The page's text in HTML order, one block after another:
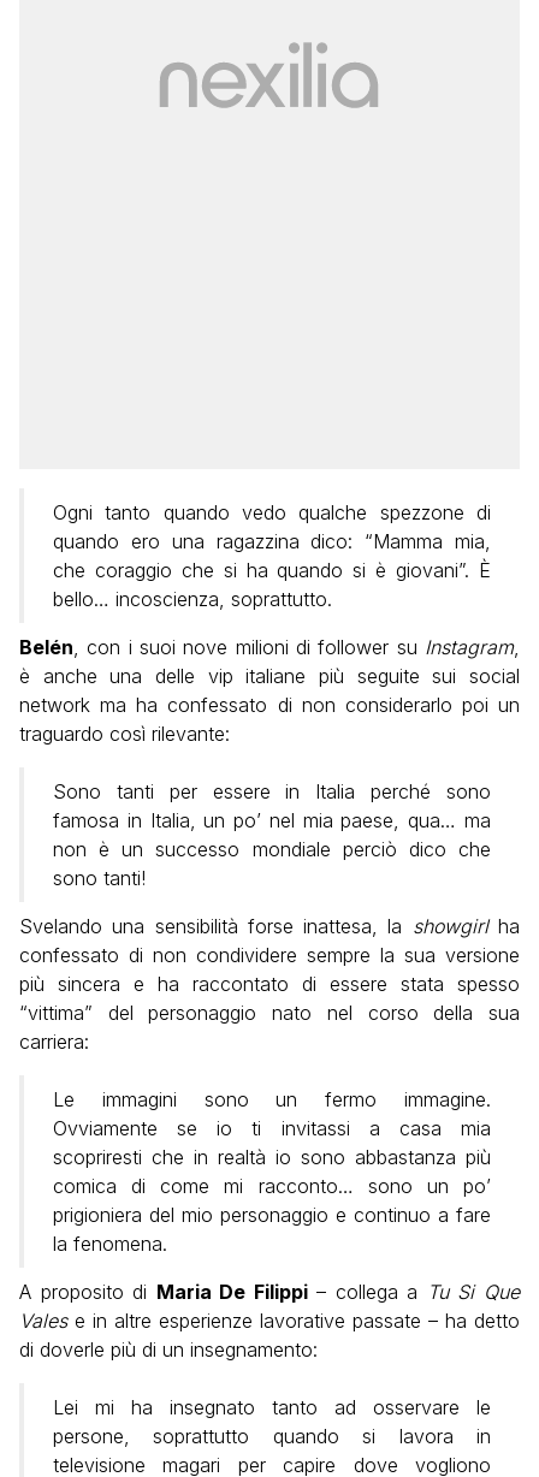
Ogni tanto quando vedo qualche spezzone di
quando ero una ragazzina dico: “Mamma mia,
che coraggio che si ha quando si è giovani”. È
bello… incoscienza, soprattutto.
Belén, con i suoi nove milioni di follower su Instagram,
è anche una delle vip italiane più seguite sui social
network ma ha confessato di non considerarlo poi un
traguardo così rilevante:
Sono tanti per essere in Italia perché sono
famosa in Italia, un po’ nel mia paese, qua… ma
non è un successo mondiale perciò dico che
sono tanti!
Svelando una sensibilità forse inattesa, la showgirlha
confessato di non condividere sempre la sua versione
più sincera e ha raccontato di essere stata spesso
“vittima” del personaggio nato nel corso della sua
carriera:
Le immagini sono un fermo immagine.
Ovviamente se io ti invitassi a casa mia
scopriresti che in realtà io sono abbastanza più
comica di come mi racconto… sono un po’
prigioniera del mio personaggio e continuo a fare
la fenomena.
A proposito di Maria De Filippi– collega a Tu Si Que
Valese in altre esperienze lavorative passate – ha detto
di doverle più di un insegnamento:
Lei mi ha insegnato tanto ad osservare le
persone, soprattutto quando si lavora in
televisione magari per capire dove vogliono